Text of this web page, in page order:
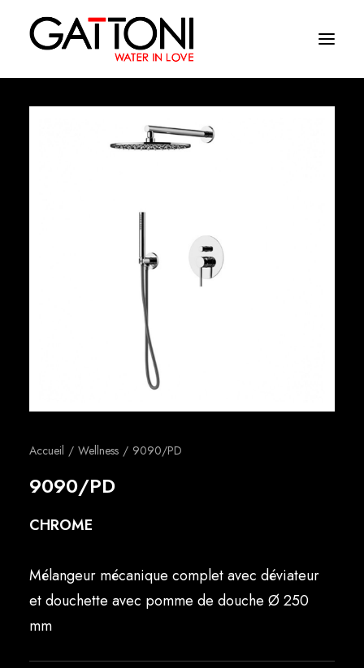
Accueil Wellness 9090/PD
9090/PD
CHROME
Mélangeur mécanique complet avec déviateur
et douchette avec pomme de douche Ø 250
mm